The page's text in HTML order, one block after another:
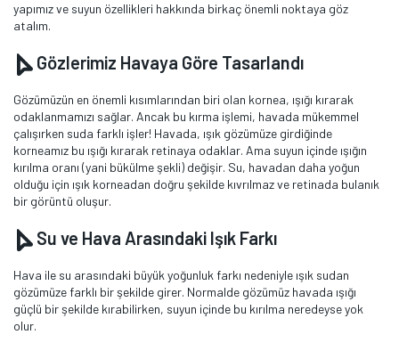
yapımız ve suyun özellikleri hakkında birkaç önemli noktaya göz
atalım.
Gözlerimiz Havaya Göre Tasarlandı
Gözümüzün en önemli kısımlarından biri olan kornea, ışığı kırarak
odaklanmamızı sağlar. Ancak bu kırma işlemi, havada mükemmel
çalışırken suda farklı işler! Havada, ışık gözümüze girdiğinde
korneamız bu ışığı kırarak retinaya odaklar. Ama suyun içinde ışığın
kırılma oranı (yani bükülme şekli) değişir. Su, havadan daha yoğun
olduğu için ışık korneadan doğru şekilde kıvrılmaz ve retinada bulanık
bir görüntü oluşur.
Su ve Hava Arasındaki Işık Farkı
Hava ile su arasındaki büyük yoğunluk farkı nedeniyle ışık sudan
gözümüze farklı bir şekilde girer. Normalde gözümüz havada ışığı
güçlü bir şekilde kırabilirken, suyun içinde bu kırılma neredeyse yok
olur.